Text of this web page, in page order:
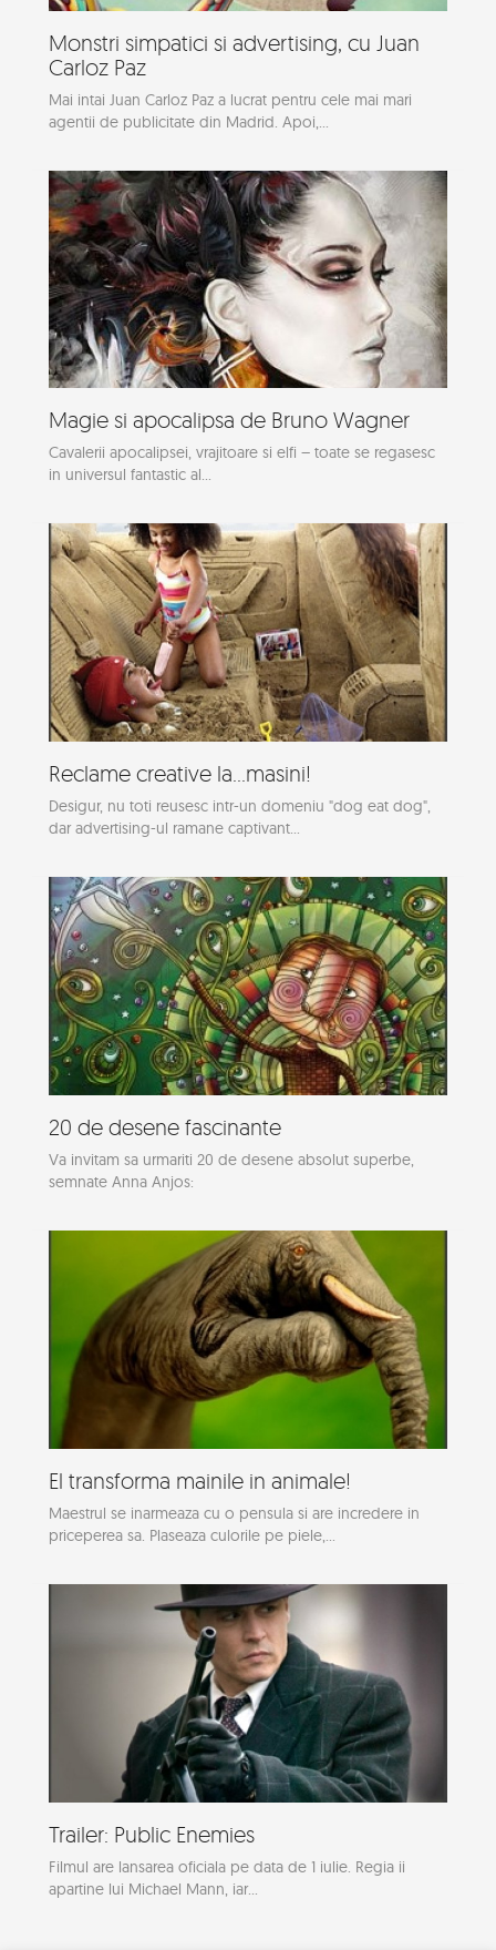
Monstri simpatici si advertising, cu Juan
Carloz Paz
Mai intai Juan Carloz Paz a lucrat pentru cele mai mari
agentii de publicitate din Madrid. Apoi,...
Magie si apocalipsa de Bruno Wagner
Cavalerii apocalipsei, vrajitoare si elfi – toate se regasesc
in universul fantastic al...
Reclame creative la...masini!
Desigur, nu toti reusesc intr-un domeniu "dog eat dog",
dar advertising-ul ramane captivant...
20 de desene fascinante
Va invitam sa urmariti 20 de desene absolut superbe,
semnate Anna Anjos:
El transforma mainile in animale!
Maestrul se inarmeaza cu o pensula si are incredere in
priceperea sa. Plaseaza culorile pe piele,...
Trailer: Public Enemies
Filmul are lansarea oficiala pe data de 1 iulie. Regia ii
apartine lui Michael Mann, iar...